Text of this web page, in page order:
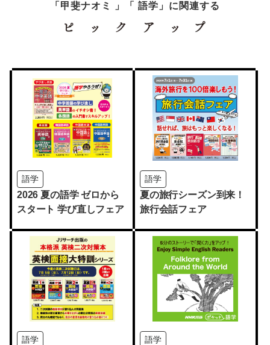
「甲斐ナオミ 」「 語学」に関連する
語学
2026 夏の語学 ゼロから
スタート 学び直しフェア
語学
夏の旅行シーズン到来！
旅行会話フェア
語学 語学